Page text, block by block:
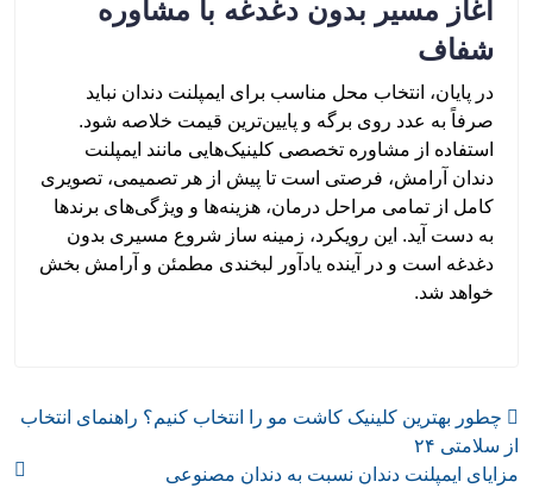
آغاز مسیر بدون دغدغه با مشاوره
شفاف
در پایان، انتخاب محل مناسب برای ایمپلنت دندان نباید
صرفاً به عدد روی برگه و پایین‌ترین قیمت خلاصه شود.
استفاده از مشاوره تخصصی کلینیک‌هایی مانند ایمپلنت
دندان آرامش، فرصتی است تا پیش از هر تصمیمی، تصویری
کامل از تمامی مراحل درمان، هزینه‌ها و ویژگی‌های برندها
به دست آید. این رویکرد، زمینه ساز شروع مسیری بدون
دغدغه است و در آینده یادآور لبخندی مطمئن و آرامش بخش
خواهد شد.
چطور بهترین کلینیک کاشت مو را انتخاب کنیم؟ راهنمای انتخاب
از سلامتی ۲۴
مزایای ایمپلنت دندان نسبت به دندان مصنوعی